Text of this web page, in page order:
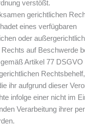
verstößt.
gerichtlichen
eines verfügbaren
oder
auf Beschwerde
Artikel 77
ihr aufgrund dieser
infolge einer nicht im
Verarbeitung ihrer